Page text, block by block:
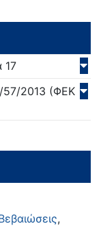
17
57/2013 (ΦΕΚ
,